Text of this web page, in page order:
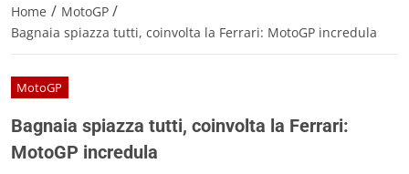
Home / MotoGP /
Bagnaia spiazza tutti, coinvolta la Ferrari: MotoGP incredula
MotoGP
Bagnaia spiazza tutti, coinvolta la Ferrari:
MotoGP incredula